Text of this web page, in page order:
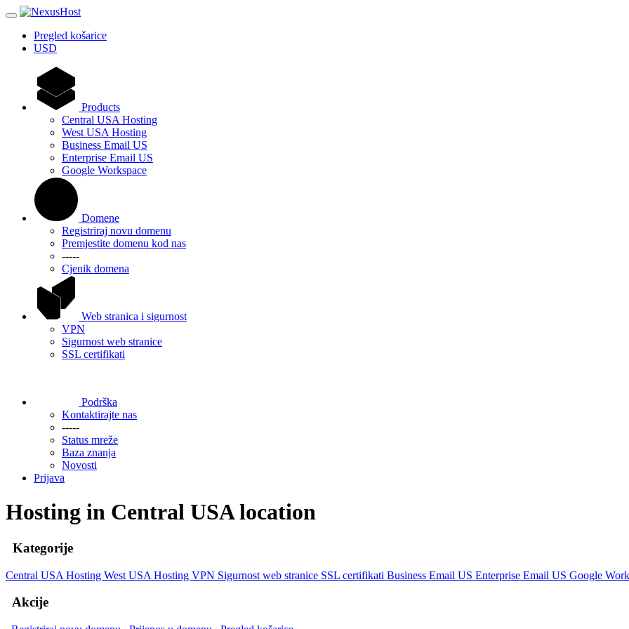
Pregled košarice
USD
Products
Central USA Hosting
West USA Hosting
Business Email US
Enterprise Email US
Google Workspace
Domene
Registriraj novu domenu
Premjestite domenu kod nas
-----
Cjenik domena
Web stranica i sigurnost
VPN
Sigurnost web stranice
SSL certifikati
Podrška
Kontaktirajte nas
-----
Status mreže
Baza znanja
Novosti
Prijava
Hosting in Central USA location
Kategorije
Central USA Hosting West USA Hosting VPN Sigurnost web stranice SSL certifikati Business Email US Enterprise Email US Google
Akcije